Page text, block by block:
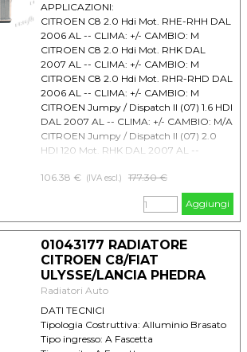
APPLICAZIONI:
CITROEN C8 2.0 Hdi Mot. RHE-RHH DAL
2006 AL -- CLIMA: +/- CAMBIO: M
CITROEN C8 2.0 Hdi Mot. RHK DAL
2007 AL -- CLIMA: +/- CAMBIO: M
CITROEN C8 2.0 Hdi Mot. RHR-RHD DAL
2006 AL -- CLIMA: +/- CAMBIO: M
CITROEN Jumpy / Dispatch II (07) 1.6 HDI
DAL 2007 AL -- CLIMA: +/- CAMBIO: M/A
CITROEN Jumpy / Dispatch II (07) 2.0
HDI 120 Mot. RHK DAL 2007 AL --
CITROEN Jumpy / Dispatch II (07) 2.0
HDI 125 Mot. AHZ DAL 2011 AL -- CLIMA:
CITROEN Jumpy / Dispatch II (07) 2.0
CLIMA: +/- CAMBIO: M/A
CITROEN Jumpy / Dispatch II (07) 2.0
HDI 165 Mot. RHH DAL 2010 AL -- CLIMA:
+/- CAMBIO: M/A
CITROEN Jumpy / Dispatch II (07) 2.0
HDI 95 Mot. AHY DAL 2011 AL -- CLIMA:
+/- CAMBIO: M/A
106.38 € (IVA escl.) Prezzo senza sconto
177.30 €
Aggiungi
01043177 RADIATORE
CITROEN C8/FIAT
ULYSSE/LANCIA PHEDRA
Radiatori Auto
DATI TECNICI
Tipologia Costruttiva: Alluminio Brasato
Tipo ingresso: A Fascetta